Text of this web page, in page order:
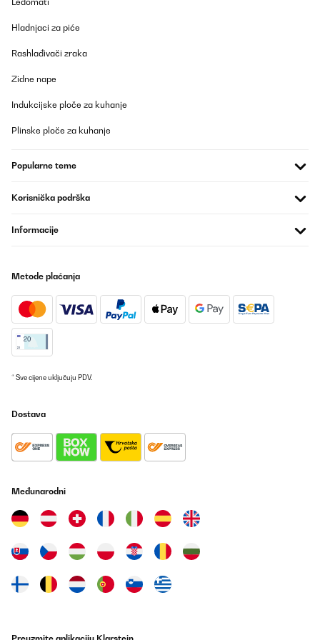
einfach. Absolute Kaufempfehlung, habe bereits 3 Geräte im
Prevedi
Pedí el calefactor Klarstein Bansin de 2500 vatios con mucha
es un producto fantástico que cumple con lo prometido!Lo que
simplemente impresionante. El frontal de cristal y sus líneas
estilizadas son realmente llamativos. La fabricación es de
al instante.Control inteligente: El control mediante la aplicación
es ingenioso y funciona a la perfección. Poder encender el
fácil de usar y los distintos modos (especialmente el modo ECO)
están muy bien pensados.Por qué lo devuelvo:Ahora bien, el quid
de la cuestión: El calefactor es potente, pero simplemente era
demasiado para mi habitación. Tengo un edificio antiguo muy
diáfano, con techos altos y más de 50 metros cuadrados, que
suele ser difícil de calentar.Aunque el Bansin hizo lo posible y sin
en edificios nuevos mejor aislados, en mi caso concreto no logró
tan grande. Es perfecto para habitaciones de tamaño normal o
dispositivo de alta calidad, elegante e ingenioso. Para el usuario
doméstico medio, es una compra imprescindible. Personalmente,
necesito un aparato con aún más potencia para mis necesidades
Prevedi
Amazon user
Hladnjaci za piće
Rashlađivači zraka
Zidne nape
Indukcijske ploče za kuhanje
Plinske ploče za kuhanje
Popularne teme
Korisnička podrška
Informacije
Metode plaćanja
* Sve cijene uključuju PDV.
Dostava
Međunarodni